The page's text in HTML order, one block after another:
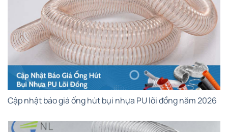
Cập nhật báo giá ống hút bụi nhựa PU lõi đồng năm 2026